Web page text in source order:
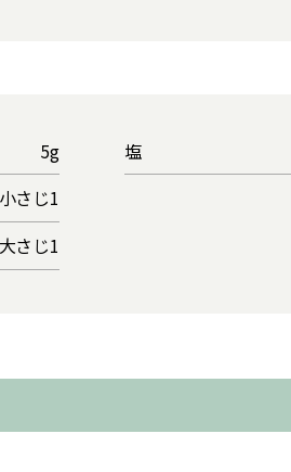
5g
小さじ1
大さじ1
塩